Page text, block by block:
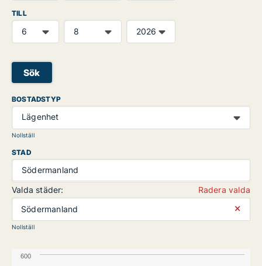
TILL
Sök
BOSTADSTYP
Lägenhet
Nollställ
STAD
Södermanland
Valda städer:
Radera valda
Södermanland
⨯
Nollställ
600